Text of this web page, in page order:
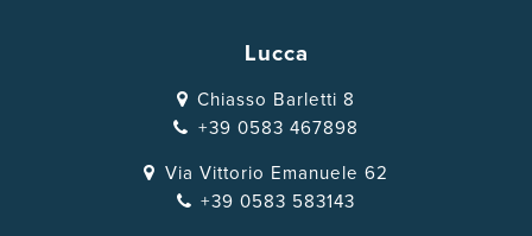
Lucca
Chiasso Barletti 8
+39 0583 467898
Via Vittorio Emanuele 62
+39 0583 583143